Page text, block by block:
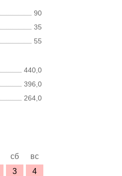
90
35
55
440,0
396,0
264,0
сб
вс
3
4